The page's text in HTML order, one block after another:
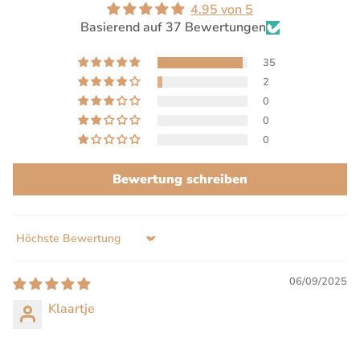
4.95 von 5
Basierend auf 37 Bewertungen
35
2
0
0
0
Bewertung schreiben
Sort by
06/09/2025
Klaartje